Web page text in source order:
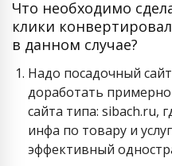
Что необходимо
клики
в данном случае?
Надо посадочный
доработать
сайта типа: sibach.ru,
инфа по товару и
эффективный